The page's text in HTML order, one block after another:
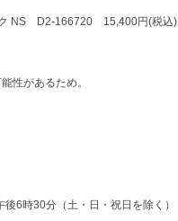
ク NS D2-166720 15,400円(税込)
性があるため。
6時30分（土・日・祝日を除く）